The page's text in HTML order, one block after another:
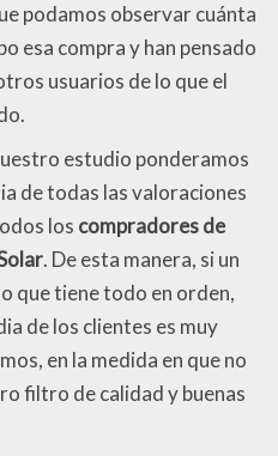
podamos observar cuánta
esa compra y han pensado
usuarios de lo que el
estudio ponderamos
de todas las valoraciones
los compradores de
. De esta manera, si un
que tiene todo en orden,
de los clientes es muy
en la medida en que no
filtro de calidad y buenas